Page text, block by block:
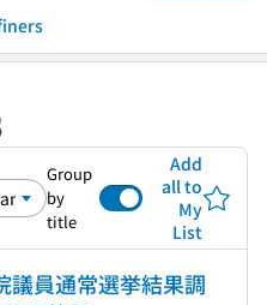
Group
by
title
Add
all to
My
List
議員通常選挙結果調